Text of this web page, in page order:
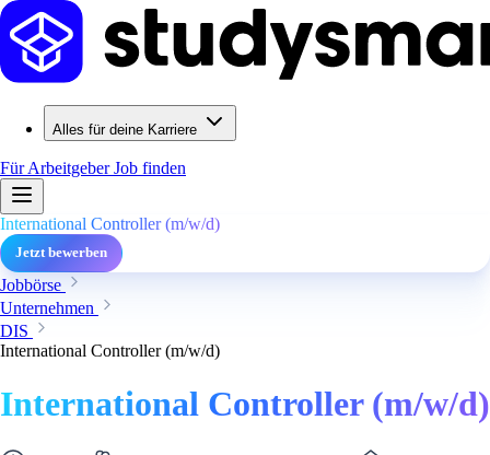
Alles für deine Karriere
Für ArbeitgeberJob finden
International Controller (m/w/d)
Jetzt bewerben
Jobbörse
Unternehmen
DIS
International Controller (m/w/d)
International Controller (m/w/d)